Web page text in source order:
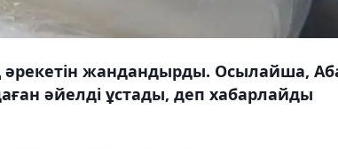
жандандырды. Осылайша,
әйелді ұстады, деп хабарлайды